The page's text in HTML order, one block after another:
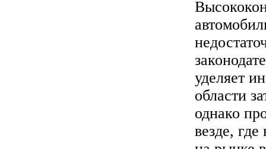
уделяет
области
однако
везде,